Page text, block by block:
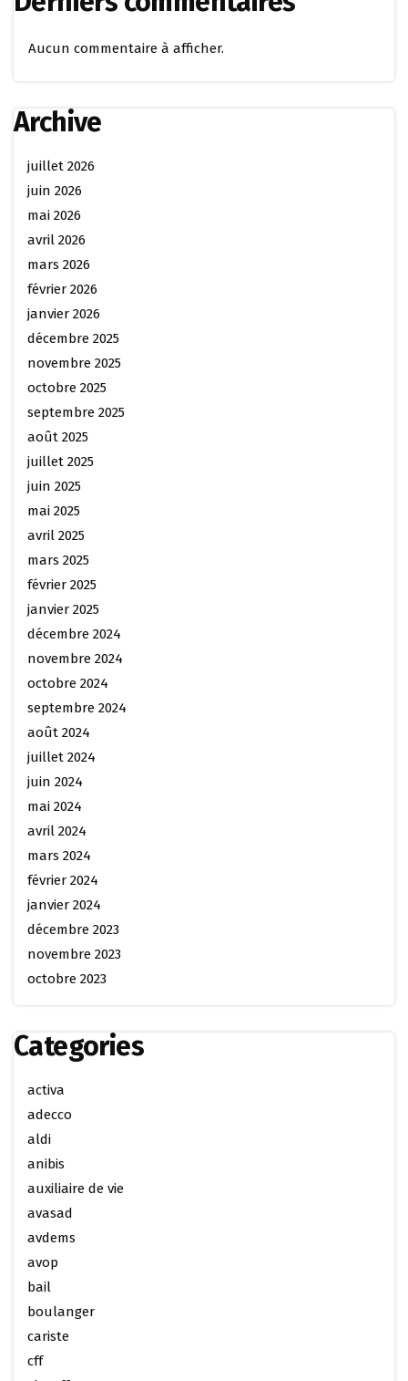
Aucun commentaire à afficher.
Archive
juillet 2026
juin 2026
mai 2026
avril 2026
mars 2026
février 2026
janvier 2026
décembre 2025
novembre 2025
octobre 2025
septembre 2025
août 2025
juillet 2025
juin 2025
mai 2025
avril 2025
mars 2025
février 2025
janvier 2025
décembre 2024
novembre 2024
octobre 2024
septembre 2024
août 2024
juillet 2024
juin 2024
mai 2024
avril 2024
mars 2024
février 2024
janvier 2024
décembre 2023
novembre 2023
octobre 2023
Categories
activa
adecco
aldi
anibis
auxiliaire de vie
avasad
avdems
avop
bail
boulanger
cariste
cff